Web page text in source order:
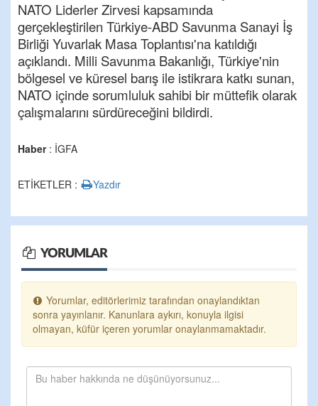
NATO Liderler Zirvesi kapsamında
gerçekleştirilen Türkiye-ABD Savunma Sanayi İş
Birliği Yuvarlak Masa Toplantısı'na katıldığı
açıklandı. Milli Savunma Bakanlığı, Türkiye'nin
bölgesel ve küresel barış ile istikrara katkı sunan,
NATO içinde sorumluluk sahibi bir müttefik olarak
çalışmalarını sürdüreceğini bildirdi.
Haber: İGFA
ETİKETLER : Yazdır
YORUMLAR
Yorumlar, editörlerimiz tarafından onaylandıktan
sonra yayınlanır. Kanunlara aykırı, konuyla ilgisi
olmayan, küfür içeren yorumlar onaylanmamaktadır.